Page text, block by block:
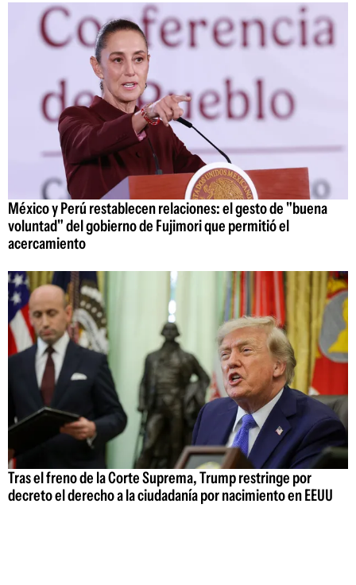
México y Perú restablecen relaciones: el gesto de "buena
voluntad" del gobierno de Fujimori que permitió el
acercamiento
Tras el freno de la Corte Suprema, Trump restringe por
decreto el derecho a la ciudadanía por nacimiento en EEUU